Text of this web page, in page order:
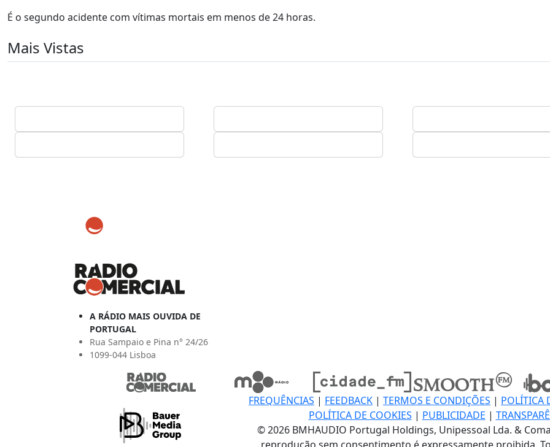
É o segundo acidente com vítimas mortais em menos de 24 horas.
Mais Vistas
A RÁDIO MAIS OUVIDA DE
PORTUGAL
Rua Sampaio e Pina n° 24/26
1099-044 Lisboa
FREQUÊNCIAS | FEEDBACK | TERMOS E CONDIÇÕES | POLÍTICA
POLÍTICA DE COOKIES | PUBLICIDADE |
© 2026 BMHAUDIO Portugal Holdings, Unipessoal Lda. &